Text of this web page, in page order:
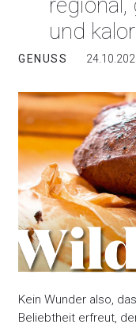
und
GENUSS
Kein Wunder also,
Beliebtheit erfreut,